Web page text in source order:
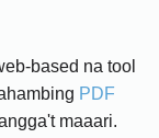
based na tool
PDF
maaari.